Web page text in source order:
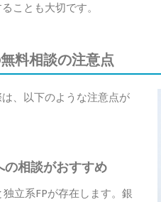
ことも大切です。
料相談の注意点
、以下のような注意点が
の相談がおすすめ
立系FPが存在します。銀